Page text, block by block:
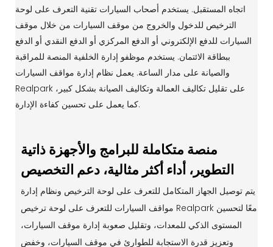
اتجاه المستقبل. يستخدم أصحاب السيارات تقنية التعرف على لوحة
الترخيص للدخول والخروج من موقف السيارات من خلال موقف
السيارات للدفع الإلكتروني أو الدفع المركزي أو الدفع النقدي أو الدفع
ببطاقة الائتمان. يستخدم موظفو إدارة الخلفية المنصة للمراقبة
والصيانة على مدار الساعة. يعمل نظام إدارة مواقف السيارات
Realpark على تقليل تكاليف العمالة وتكاليف الصيانة بشكل كبير،
كما يعمل على تحسين كفاءة الإدارة.
منصة متكاملة للبرامج والأجهزة ذاتية
التطوير، أداء أكثر مثالية، دعم التخصيص
يتم توصيل الجهاز المتكامل للتعرف على لوحة الترخيص ونظام إدارة
مواقف السيارات للتعرف على لوحة ترخيص Realpark معًا لتحسين
المستوى الذكي للمعدات، وتقليل صعوبة إدارة موقف السيارات،
وتعزيز قدرة الاستجابة للطوارئ في موقف السيارات، وخفض